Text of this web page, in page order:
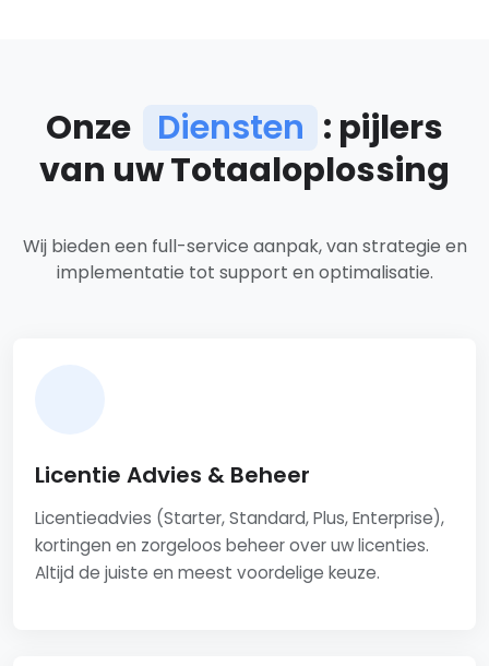
Onze Diensten : pijlers
van uw Totaaloplossing
Ons dienstenaanbod
Wij bieden een full-service aanpak, van strategie en
implementatie tot support en optimalisatie.
Licentie Advies & Beheer
Licentieadvies (Starter, Standard, Plus, Enterprise),
kortingen en zorgeloos beheer over uw licenties.
Altijd de juiste en meest voordelige keuze.